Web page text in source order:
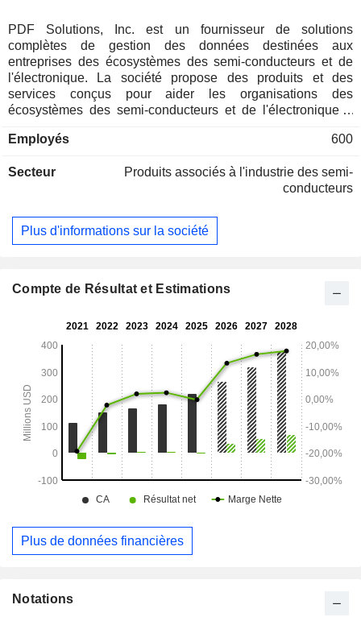
PDF Solutions, Inc. est un fournisseur de solutions
complètes de gestion des données destinées aux
entreprises des écosystèmes des semi-conducteurs et de
l'électronique. La société propose des produits et des
services conçus pour aider les organisations des
écosystèmes des semi-conducteurs et de l'électronique à
à la conception, aux équipements, à la fabrication et aux
produits. Son offre combine des logiciels propriétaires, des
services professionnels et des plateformes d'hébergement
outils matériels de mesure électrique et la propriété
intellectuelle (PI) physique pour la conception de circuits
des sociétés de semi-conducteurs sans usine, des
conducteurs (OSAT), des fabricants d’équipements
Employés 600
Secteur
Produits associés à l'industrie des semi-
conducteurs
Plus d'informations sur la société
Compte de Résultat et Estimations
Plus de données financières
Notations